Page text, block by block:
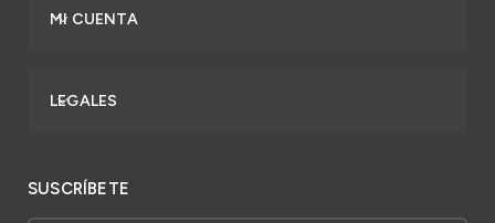
MI CUENTA
LEGALES
SUSCRÍBETE